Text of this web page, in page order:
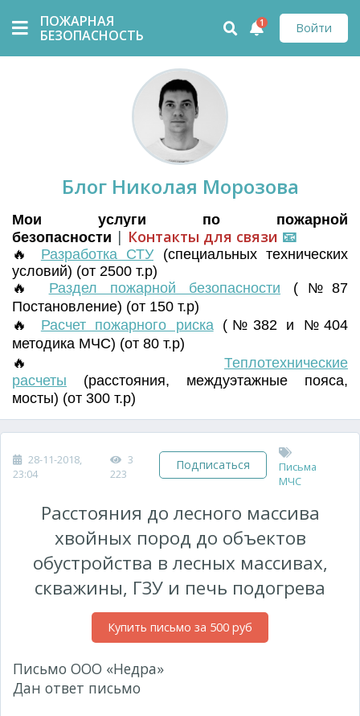
ПОЖАРНАЯ
БЕЗОПАСНОСТЬ
Войти
1
Блог Николая Морозова
Мои услуги по пожарной
безопасности | Контакты для связи 📧
🔥 Разработка СТУ (специальных технических
условий) (от 2500 т.р)
🔥 Раздел пожарной безопасности (№87
Постановление) (от 150 т.р)
🔥 Расчет пожарного риска(№382 и №404
методика МЧС) (от 80 т.р)
🔥 Теплотехнические
расчеты (расстояния, междуэтажные пояса,
мосты) (от 300 т.р)
28-11-2018,
23:04
3
223
Подписаться
Письма
МЧС
Расстояния до лесного массива
хвойных пород до объектов
обустройства в лесных массивах,
скважины, ГЗУ и печь подогрева
Купить письмо за 500 руб
Письмо ООО «Недра»
Дан ответ письмо